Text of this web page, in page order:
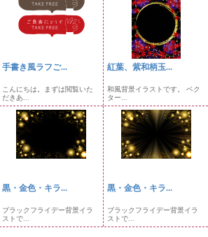
手書き風ラフご...
こんにちは。まずは閲覧いた
だきあ...
紅葉、紫和柄玉...
和風背景イラストです。 ベク
ター...
黒・金色・キラ...
ブラックフライデー背景イラ
ストで...
黒・金色・キラ...
ブラックフライデー背景イラ
ストで...